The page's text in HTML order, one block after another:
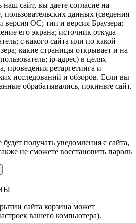
сайт, вы даете согласие на
пользовательских данных (сведения
ОС; тип и версия Браузера;
его экрана; источник откуда
с какого сайта или по какой
какие страницы открывает и на
ip-адрес) в целях
проведения ретаргетинга и
исследований и обзоров. Если вы
обрабатывались, покиньте сайт.
получать уведомления с сайта,
не сможете восстановить пароль
сайта корзина может
вашего компьютера).